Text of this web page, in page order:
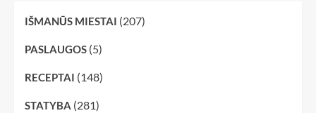
IŠMANŪS MIESTAI (207)
PASLAUGOS (5)
RECEPTAI (148)
STATYBA (281)